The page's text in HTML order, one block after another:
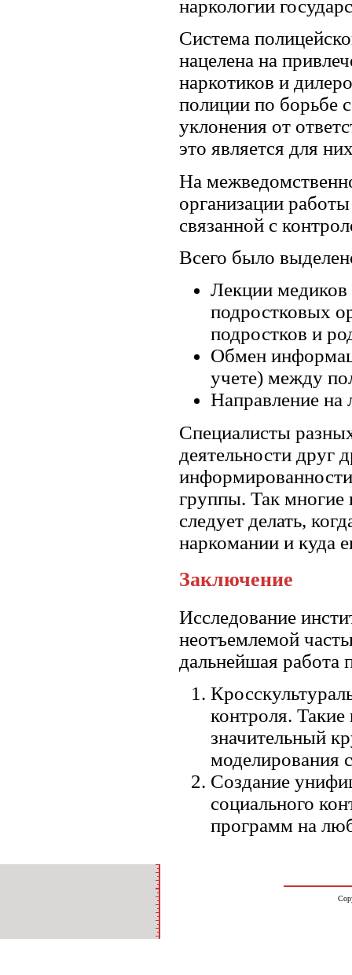
наркологии
Система
нацелена на
наркотиков и
полиции по борьбе
уклонения от
это является для
На
организации
связанной с
Всего было
Лекции медиков
подростковых
подростков и
Обмен
учете) между
Направление на
Специалисты
деятельности друг
группы. Так многие
следует делать,
наркомании и куда
Заключение
Исследование
неотъемлемой
дальнейшая работа
контроля. Такие
значительный
моделирования
Создание
социального
программ на